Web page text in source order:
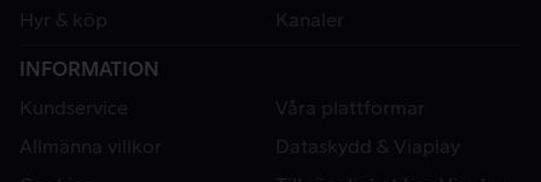
Hyr & köp
Kanaler
INFORMATION
Kundservice
Våra plattformar
Allmänna villkor
Dataskydd & Viaplay